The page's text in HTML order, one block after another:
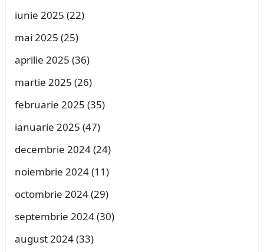
iunie 2025 (22)
mai 2025 (25)
aprilie 2025 (36)
martie 2025 (26)
februarie 2025 (35)
ianuarie 2025 (47)
decembrie 2024(24)
noiembrie 2024(11)
octombrie 2024(29)
septembrie 2024(30)
august 2024(33)